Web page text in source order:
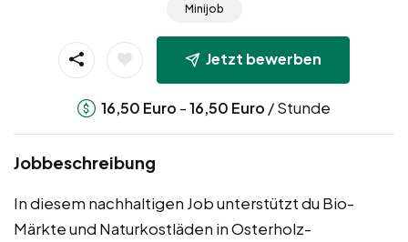
Minijob
Jetzt bewerben
16,50 Euro -16,50 Euro / Stunde
Jobbeschreibung
In diesem nachhaltigen Job unterstützt du Bio-
Märkte und Naturkostläden in Osterholz-